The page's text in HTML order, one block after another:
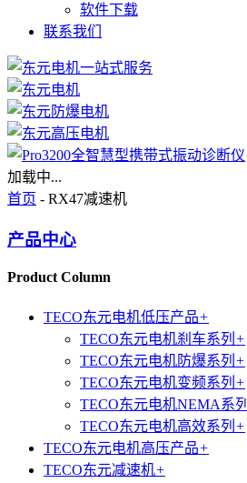
软件下载
联系我们
加载中...
首页 - RX47减速机
产品中心
Product Column
TECO东元电机低压产品+
TECO东元电机刹车系列 +
TECO东元电机防爆系列 +
TECO东元电机变频系列 +
TECO东元电机NEMA系列
TECO东元电机高效系列 +
TECO东元电机高压产品+
TECO东元减速机+